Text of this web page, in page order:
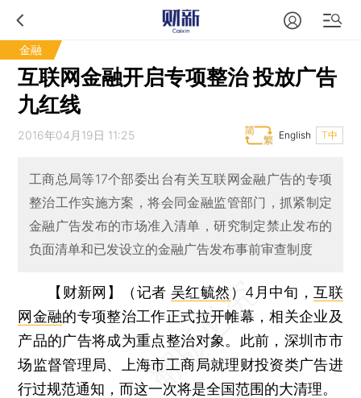
金融
互联网金融开启专项整治 投放广告
九红线
2016年04月19日 11:25 T中
English
工商总局等17个部委出台有关互联网金融广告的专项
整治工作实施方案，将会同金融监管部门，抓紧制定
金融广告发布的市场准入清单，研究制定禁止发布的
负面清单和已发设立的金融广告发布事前审查制度
【财新网】（记者 吴红毓然 ） 4月中旬，互联
网金融的专项整治工作正式拉开帷幕，相关企业及
产品的广告将成为重点整治对象。此前，深圳市市
场监督管理局、上海市工商局就理财投资类广告进
行过规范通知，而这一次将是全国范围的大清理。